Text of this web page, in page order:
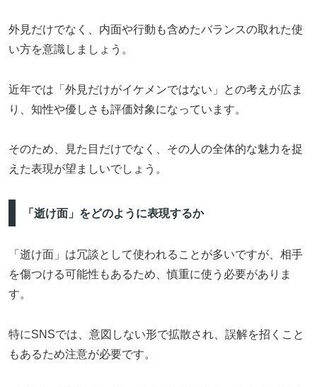
外見だけでなく、内面や行動も含めたバランスの取れた使
い方を意識しましょう。
近年では「外見だけがイケメンではない」との考えが広ま
り、知性や優しさも評価対象になっています。
そのため、見た目だけでなく、その人の全体的な魅力を捉
えた表現が望ましいでしょう。
「逝け面」をどのように表現するか
「逝け面」は冗談として使われることが多いですが、相手
を傷つける可能性もあるため、慎重に使う必要がありま
す。
特にSNSでは、意図しない形で拡散され、誤解を招くこと
もあるため注意が必要です。